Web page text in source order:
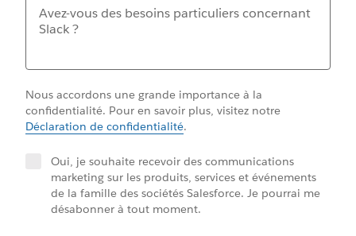
Nous accordons une grande importance à la
confidentialité. Pour en savoir plus, visitez notre
Déclaration de confidentialité.
Oui, je souhaite recevoir des communications
marketing sur les produits, services et événements
de la famille des sociétés Salesforce. Je pourrai me
désabonner à tout moment.